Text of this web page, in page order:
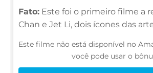
Fato: Este foi o primeiro filme a
Chan e Jet Li, dois ícones das
Este filme não está disponível no
você pode usar o